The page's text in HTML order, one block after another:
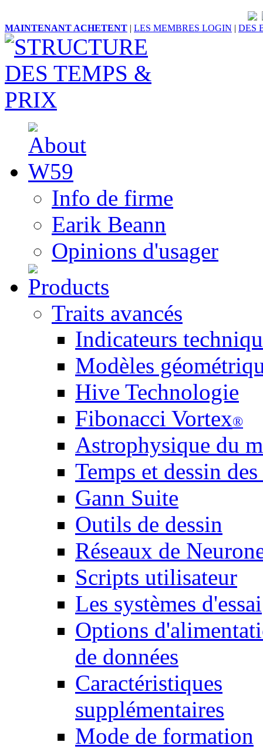
MAINTENANT ACHETENT | LES MEMBRES LOGIN | DES
Info de firme
Earik Beann
Opinions d'usager
Traits avancés
Indicateurs
Modèles
Hive Technologie
Fibonacci Vortex®
Astrophysique du
Temps et dessin
Gann Suite
Outils de dessin
Réseaux de
Scripts utilisateur
Les systèmes d'essai
Options
de données
Caractéristiques
supplémentaires
Mode de formation